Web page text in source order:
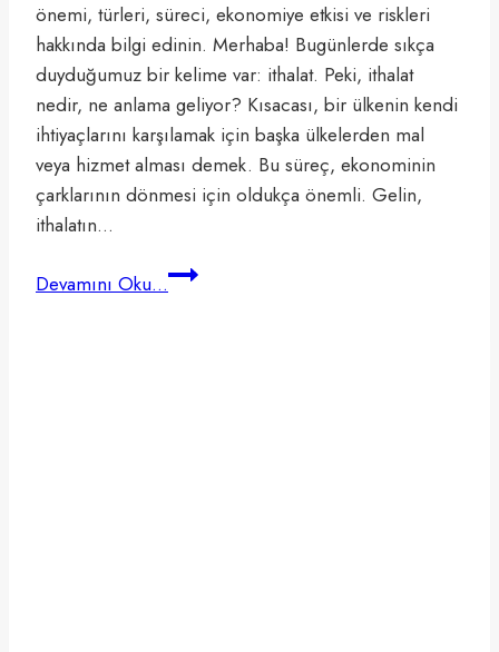
önemi, türleri, süreci, ekonomiye etkisi ve riskleri
hakkında bilgi edinin. Merhaba! Bugünlerde sıkça
duyduğumuz bir kelime var: ithalat. Peki, ithalat
nedir, ne anlama geliyor? Kısacası, bir ülkenin kendi
ihtiyaçlarını karşılamak için başka ülkelerden mal
veya hizmet alması demek. Bu süreç, ekonominin
çarklarının dönmesi için oldukça önemli. Gelin,
ithalatın…
Devamını Oku...İthalat